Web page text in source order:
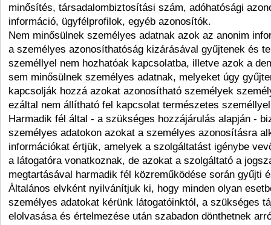
minősítés, társadalombiztosítási szám, adóhatósági
információ, ügyfélprofilok, egyéb azonosítók.
Nem minősülnek személyes adatnak azok az anonim
a személyes azonosíthatóság kizárásával gyűjtenek és
személlyel nem hozhatóak kapcsolatba, illetve azok a
sem minősülnek személyes adatnak, melyeket úgy
kapcsolják hozzá azokat azonosítható személyek
ezáltal nem állítható fel kapcsolat természetes
Harmadik fél által - a szükséges hozzájárulás alapján -
személyes adatokon azokat a személyes azonosításra
információkat értjük, amelyek a szolgáltatást igénybe
a látogatóra vonatkoznak, de azokat a szolgáltató a
megtartásával harmadik fél közreműködése során gyűjti
Általános elvként nyilvánítjuk ki, hogy minden olyan
személyes adatokat kérünk látogatóinktól, a szükséges
elolvasása és értelmezése után szabadon dönthetnek